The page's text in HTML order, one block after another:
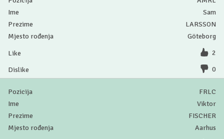
Sam
LARSSON
Göteborg
2
0
FRLC
Viktor
FISCHER
Aarhus